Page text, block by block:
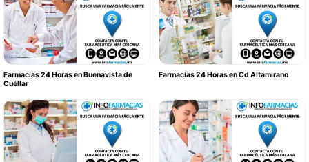
Farmacias 24 Horas en Buenavista de
Cuéllar
Farmacias 24 Horas en Cd Altamirano